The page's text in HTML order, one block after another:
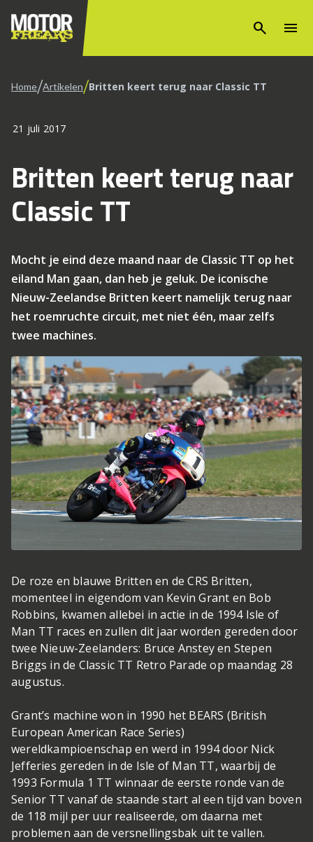
search menu
Home/Artikelen/Britten keert terug naar Classic TT
21 juli 2017
Britten keert terug naar
Classic TT
Mocht je eind deze maand naar de Classic TT op het
eiland Man gaan, dan heb je geluk. De iconische
Nieuw-Zeelandse Britten keert namelijk terug naar
het roemruchte circuit, met niet één, maar zelfs
twee machines.
De roze en blauwe Britten en de CRS Britten,
momenteel in eigendom van Kevin Grant en Bob
Robbins, kwamen allebei in actie in de 1994 Isle of
Man TT races en zullen dit jaar worden gereden door
twee Nieuw-Zeelanders: Bruce Anstey en Stepen
Briggs in de Classic TT Retro Parade op maandag 28
augustus.
Grant’s machine won in 1990 het BEARS (British
European American Race Series)
wereldkampioenschap en werd in 1994 door Nick
Jefferies gereden in de Isle of Man TT, waarbij de
1993 Formula 1 TT winnaar de eerste ronde van de
Senior TT vanaf de staande start al een tijd van boven
de 118 mijl per uur realiseerde, om daarna met
problemen aan de versnellingsbak uit te vallen.